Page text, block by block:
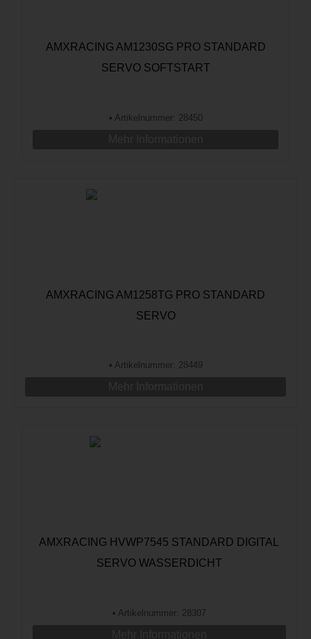
AMXRACING AM1230SG PRO STANDARD
SERVO SOFTSTART
• Artikelnummer: 28450
AMXRACING AM1258TG PRO STANDARD
SERVO
• Artikelnummer: 28449
AMXRACING HVWP7545 STANDARD DIGITAL
SERVO WASSERDICHT
• Artikelnummer: 28307